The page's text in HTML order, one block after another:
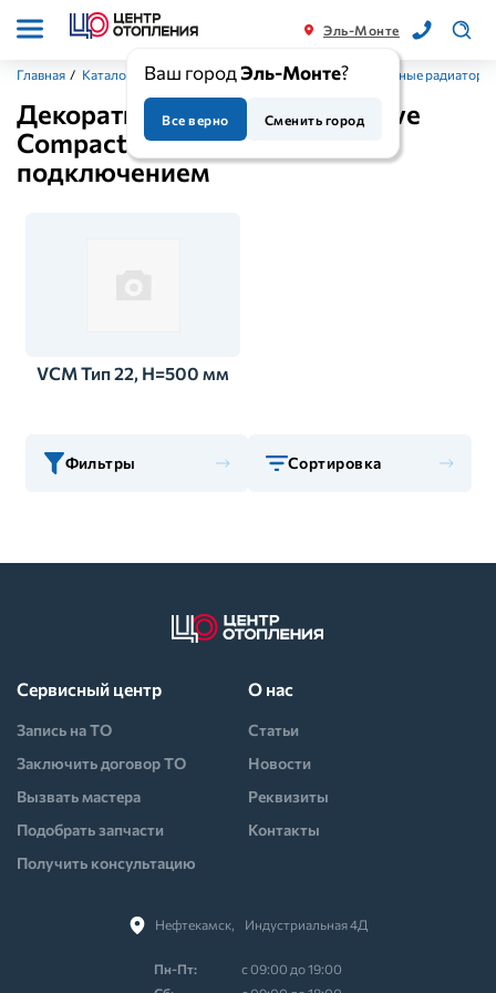
Эль-Монте
Ваш городЭль-Монте?
Все верно Сменить город
Главная / Каталог Приборы отопления / Стальные панельные радиаторы
Декоративные радиаторы Valve
Compact Modern с нижним
подключением
VCM Тип 22, H=500 мм
Фильтры Сортировка
Нефтекамск,⠀Индустриальная 4Д
Пн-Пт:
с 09:00 до 19:00
Сервисный центр
Запись на ТО
Заключить договор ТО
Вызвать мастера
Подобрать запчасти
Получить консультацию
О нас
Статьи
Новости
Реквизиты
Контакты